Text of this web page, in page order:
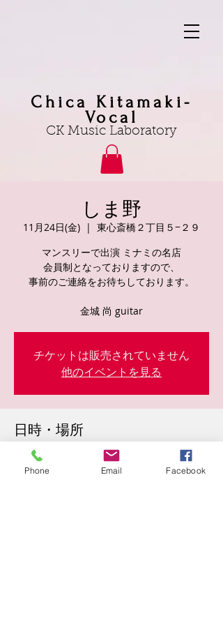
Chica Kitamaki-
Vocal
CK Music Laboratory
しま野
11月24日(金)
  |
東心斎橋２丁目５−２９
マンスリーで出演 ミナミの名店
会員制となっておりますので、
事前のご連絡をお待ちしております。
金城 尚 guitar
チケットは販売されていません
他のイベントを見る
日時・場所
2023年11月24日 20:30
東心斎橋２丁目５−２９, 日本、〒542-0083
Phone Email Facebook